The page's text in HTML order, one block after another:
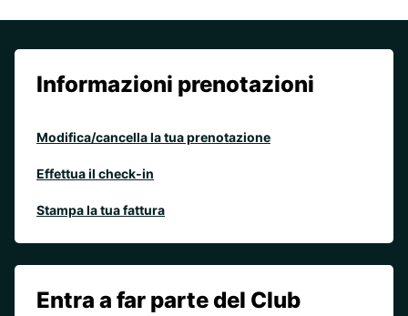
Informazioni prenotazioni
Modifica/cancella la tua prenotazione
Effettua il check-in
Stampa la tua fattura
Entra a far parte del Club